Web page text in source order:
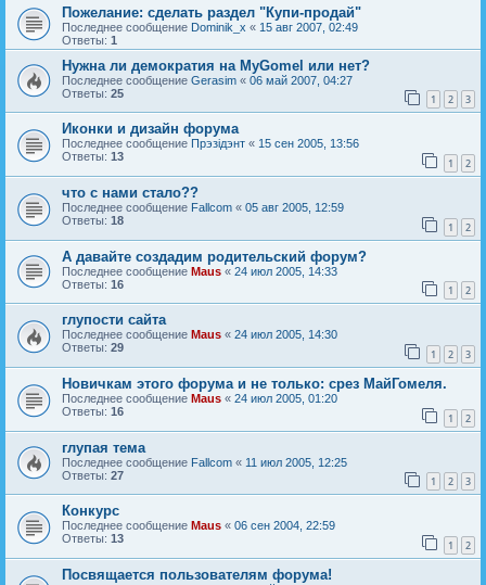
Пожелание: сделать раздел "Купи-продай"
Последнее сообщение Dominik_x « 15 авг 2007, 02:49
Ответы: 1
Нужна ли демократия на MyGomel или нет?
Последнее сообщение Gerasim « 06 май 2007, 04:27
Ответы: 25 1 2 3
Иконки и дизайн форума
Последнее сообщение Прэзiдэнт « 15 сен 2005, 13:56
Ответы: 13 1 2
что с нами стало??
Последнее сообщение Fallcom « 05 авг 2005, 12:59
Ответы: 18 1 2
А давайте создадим родительский форум?
Последнее сообщение Maus « 24 июл 2005, 14:33
Ответы: 16 1 2
глупости сайта
Последнее сообщение Maus « 24 июл 2005, 14:30
Ответы: 29 1 2 3
Новичкам этого форума и не только: срез МайГомеля.
Последнее сообщение Maus « 24 июл 2005, 01:20
Ответы: 16 1 2
глупая тема
Последнее сообщение Fallcom « 11 июл 2005, 12:25
Ответы: 27 1 2 3
Конкурс
Последнее сообщение Maus « 06 сен 2004, 22:59
Ответы: 13 1 2
Посвящается пользователям форума!